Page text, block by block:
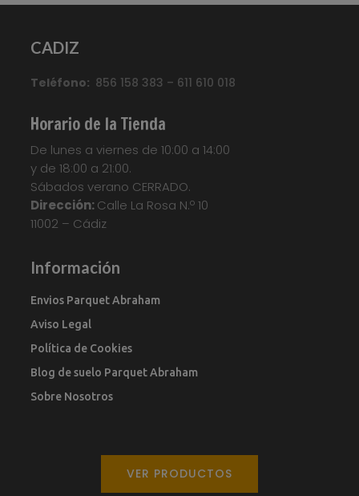
CADIZ
Teléfono: 856 158 383 – 611 610 018
Horario de la Tienda
De lunes a viernes de 10:00 a 14:00
y de 18:00 a 21:00.
Sábados verano CERRADO.
Dirección:Calle La Rosa N.º 10
11002 – Cádiz
Información
Envios Parquet Abraham
Aviso Legal
Política de Cookies
Blog de suelo Parquet Abraham
Sobre Nosotros
VER PRODUCTOS